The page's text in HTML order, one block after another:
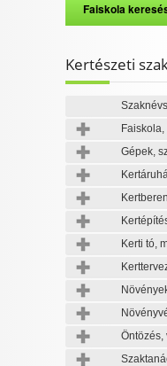
Kertészeti
Gépek,
Kerti tó,
Öntözés,